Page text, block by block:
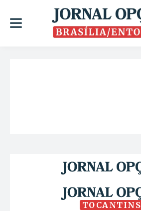
TOCANTINS